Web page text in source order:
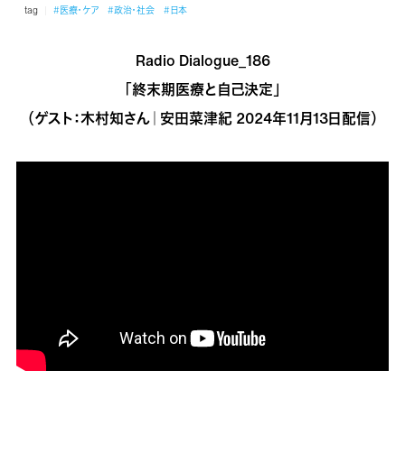
tag #医療・ケア #政治・社会 #日本
Radio Dialogue_186
「終末期医療と自己決定」
（ゲスト：木村知さん｜安田菜津紀 2024年11月13日配信）